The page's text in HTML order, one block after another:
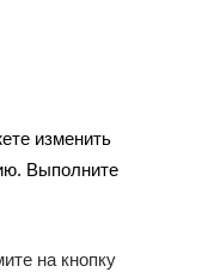
изменить
Выполните
на кнопку